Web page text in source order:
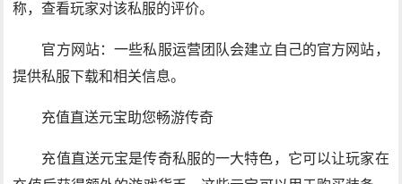
称，查看玩家对该私服的评价。
官方网站：一些私服运营团队会建立自己的官方网站，
提供私服下载和相关信息。
充值直送元宝助您畅游传奇
充值直送元宝是传奇私服的一大特色，它可以让玩家在